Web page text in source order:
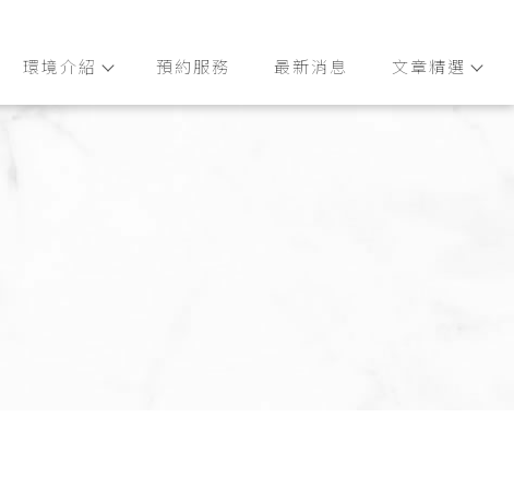
環境介紹 預約服務 最新消息 文章精選